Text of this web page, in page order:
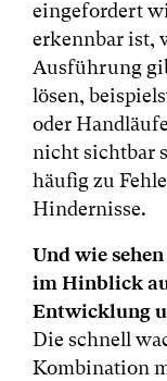
eingefordert
erkennbar ist,
Ausführung
lösen,
oder
nicht sichtbar
häufig zu
Hindernisse.
Und wie
im Hinblick
Entwicklung
Die schnell
Kombination